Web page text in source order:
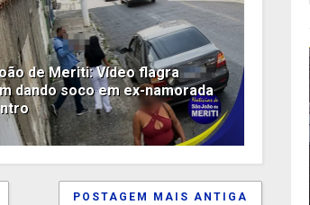
de Meriti: Vídeo flagra
dando soco em ex-namorada
POSTAGEM MAIS ANTIGA